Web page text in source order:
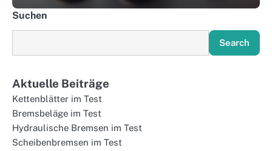
Suchen
Search
Aktuelle Beiträge
Kettenblätter im Test
Bremsbeläge im Test
Hydraulische Bremsen im Test
Scheibenbremsen im Test